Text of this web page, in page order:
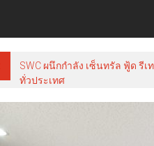
SWC ผนึกกำลัง เซ็นทรัล ฟู้ด รี
ทั่วประเทศ